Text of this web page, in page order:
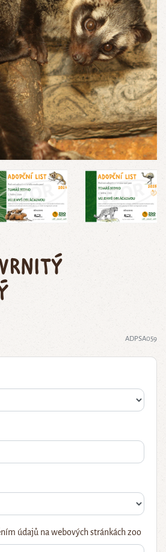
ADPSA059
údajů na webových stránkách zoo